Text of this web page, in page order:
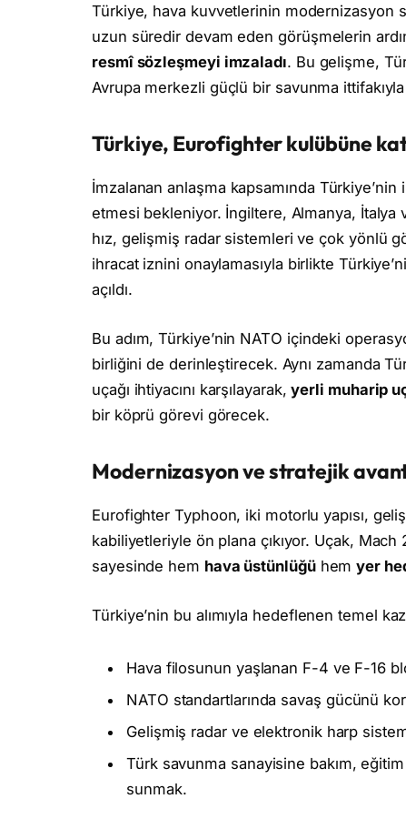
Türkiye, hava kuvvetlerinin modernizasyon
uzun süredir devam eden görüşmelerin
resmî sözleşmeyi imzaladı. Bu gelişme,
Avrupa merkezli güçlü bir savunma
Türkiye, Eurofighter kulübüne
İmzalanan anlaşma kapsamında Türkiye’nin
etmesi bekleniyor. İngiltere, Almanya, İtalya
hız, gelişmiş radar sistemleri ve çok yönlü
ihracat iznini onaylamasıyla birlikte
açıldı.
Bu adım, Türkiye’nin NATO içindeki
birliğini de derinleştirecek. Aynı zamanda
uçağı ihtiyacını karşılayarak,yerli muharip
bir köprü görevi görecek.
Modernizasyon ve stratejik
Eurofighter Typhoon, iki motorlu yapısı,
kabiliyetleriyle ön plana çıkıyor. Uçak,
sayesinde hem hava üstünlüğühemyer
Türkiye’nin bu alımıyla hedeflenen temel
Hava filosunun yaşlanan F-4 ve F-16
NATO standartlarında savaş gücünü
Gelişmiş radar ve elektronik harp
Türk savunma sanayisine bakım,
sunmak.